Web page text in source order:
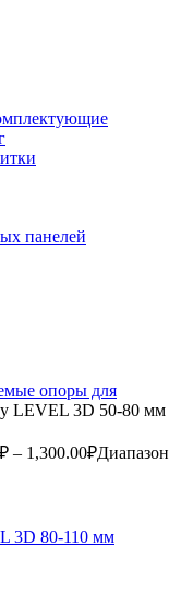
панелей
опоры для
LEVEL 3D 50-80 мм
₽ – 1,300.00₽Диапазон
3D 80-110 мм